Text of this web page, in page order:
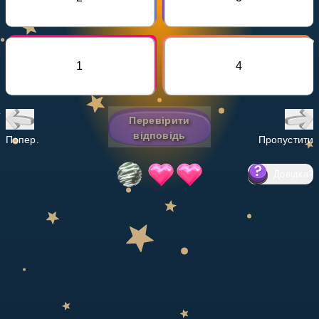
НАВЧАЛЬНИЙ ПЛАН
1 4
Попер.
Перевірити
відповідь
Пропустити
?